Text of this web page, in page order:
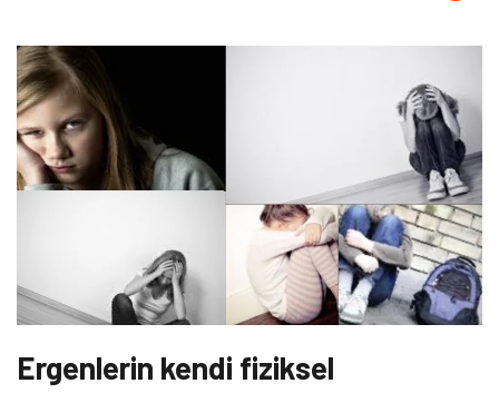
Ergenlerin kendi fiziksel